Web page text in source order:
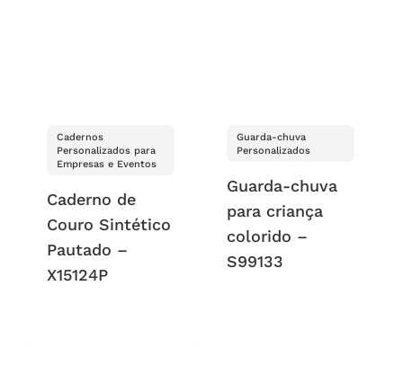
Cadernos
Personalizados para
Empresas e Eventos
Caderno de
Couro Sintético
Pautado –
X15124P
Guarda-chuva
Personalizados
Guarda-chuva
para criança
colorido –
S99133